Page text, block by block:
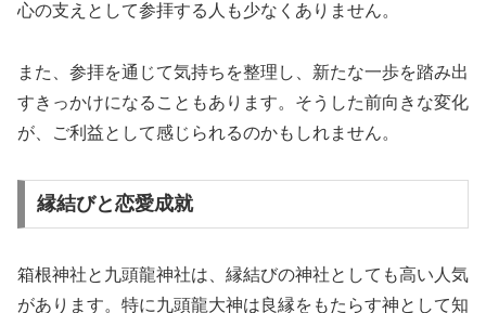
心の支えとして参拝する人も少なくありません。
また、参拝を通じて気持ちを整理し、新たな一歩を踏み出
すきっかけになることもあります。そうした前向きな変化
が、ご利益として感じられるのかもしれません。
縁結びと恋愛成就
箱根神社と九頭龍神社は、縁結びの神社としても高い人気
があります。特に九頭龍大神は良縁をもたらす神として知